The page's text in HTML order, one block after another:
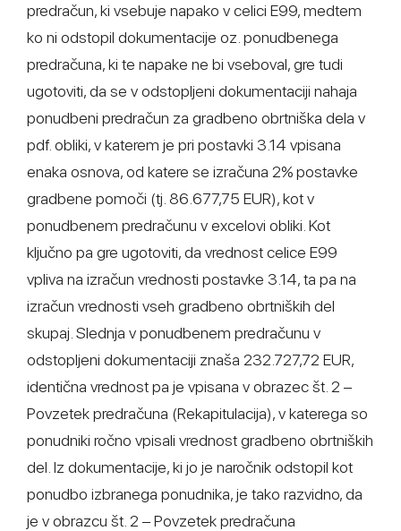
predračun, ki vsebuje napako v celici E99, medtem
ko ni odstopil dokumentacije oz. ponudbenega
predračuna, ki te napake ne bi vseboval, gre tudi
ugotoviti, da se v odstopljeni dokumentaciji nahaja
ponudbeni predračun za gradbeno obrtniška dela v
pdf. obliki, v katerem je pri postavki 3.14 vpisana
enaka osnova, od katere se izračuna 2% postavke
gradbene pomoči (tj. 86.677,75 EUR), kot v
ponudbenem predračunu v excelovi obliki. Kot
ključno pa gre ugotoviti, da vrednost celice E99
vpliva na izračun vrednosti postavke 3.14, ta pa na
izračun vrednosti vseh gradbeno obrtniških del
skupaj. Slednja v ponudbenem predračunu v
odstopljeni dokumentaciji znaša 232.727,72 EUR,
identična vrednost pa je vpisana v obrazec št. 2 –
Povzetek predračuna (Rekapitulacija), v katerega so
ponudniki ročno vpisali vrednost gradbeno obrtniških
del. Iz dokumentacije, ki jo je naročnik odstopil kot
ponudbo izbranega ponudnika, je tako razvidno, da
je v obrazcu št. 2 – Povzetek predračuna